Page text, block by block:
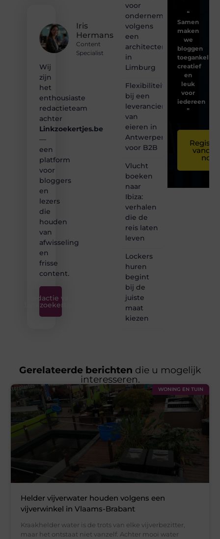
Iris
Hermans
Content
Specialist
Wij
zijn
het
enthousiaste
redactieteam
achter
Linkzoekertjes.be
—
een
platform
voor
bloggers
en
lezers
die
houden
van
afwisseling
en
frisse
content.
Redactie van
Linkzoekertjes
voor
ondernemingen
volgens
een
architectenbureau
in
Limburg
Flexibiliteit
bij een
leverancier
van
eieren in
Antwerpen
voor B2B
Vlucht
boeken
naar
Ibiza:
verhalen
die de
reis laten
leven
Lockers
huren
begint
bij de
juiste
maat
kiezen
❝
Samen
maken
we
bloggen
toegankelijk,
creatief
en
leuk
voor
iedereen
❞
nog
Gerelateerde berichten die u mogelijk
interesseren.
WONING EN TUIN
Helder vijverwater houden volgens een
vijverwinkel in Vlaams-Brabant
Kraakhelder water is de trots van elke vijverbezitter,
maar het ontstaat niet vanzelf. Achter mooi water